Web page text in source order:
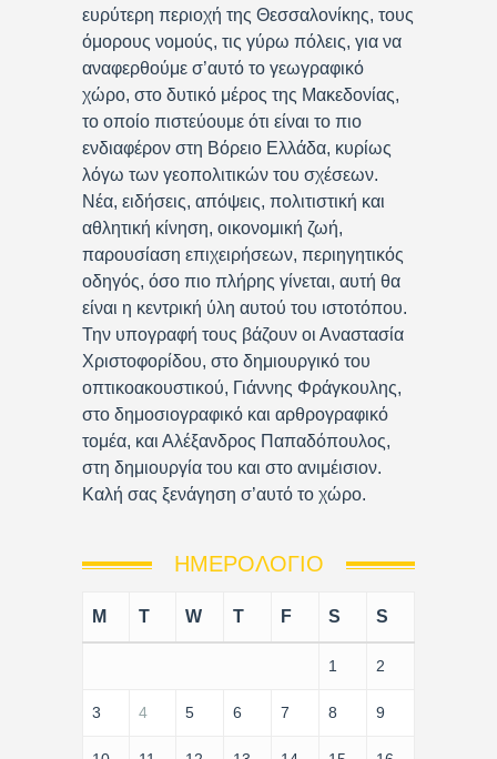
ευρύτερη περιοχή της Θεσσαλονίκης, τους
όμορους νομούς, τις γύρω πόλεις, για να
αναφερθούμε σ’αυτό το γεωγραφικό
χώρο, στο δυτικό μέρος της Μακεδονίας,
το οποίο πιστεύουμε ότι είναι το πιο
ενδιαφέρον στη Βόρειο Ελλάδα, κυρίως
λόγω των γεοπολιτικών του σχέσεων.
Νέα, ειδήσεις, απόψεις, πολιτιστική και
αθλητική κίνηση, οικονομική ζωή,
παρουσίαση επιχειρήσεων, περιηγητικός
οδηγός, όσο πιο πλήρης γίνεται, αυτή θα
είναι η κεντρική ύλη αυτού του ιστοτόπου.
Την υπογραφή τους βάζουν οι Αναστασία
Χριστοφορίδου, στο δημιουργικό του
οπτικοακουστικού, Γιάννης Φράγκουλης,
στο δημοσιογραφικό και αρθρογραφικό
τομέα, και Αλέξανδρος Παπαδόπουλος,
στη δημιουργία του και στο ανιμέισιον.
Καλή σας ξενάγηση σ’αυτό το χώρο.
ΗΜΕΡΟΛΌΓΙΟ
M T W T F S S
1 2
3 4 5 6 7 8 9